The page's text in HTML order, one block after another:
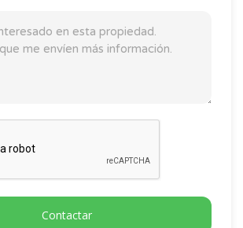
Contactar